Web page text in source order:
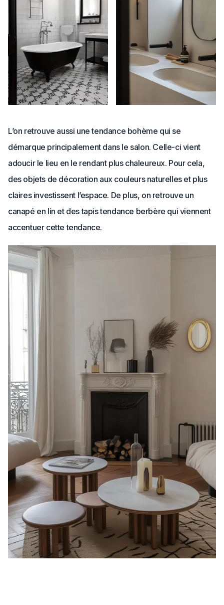
L’on retrouve aussi une tendance bohème qui se
démarque principalement dans le salon. Celle-ci vient
adoucir le lieu en le rendant plus chaleureux. Pour cela,
des objets de décoration aux couleurs naturelles et plus
claires investissent l’espace. De plus, on retrouve un
canapé en lin et des tapis tendance berbère qui viennent
accentuer cette tendance.